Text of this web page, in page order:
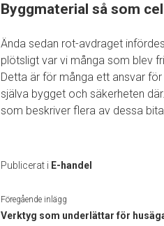
Byggmaterial så som
Ända sedan rot-avdraget
plötsligt var vi många som blev
Detta är för många ett ansvar
själva bygget och säkerheten
som beskriver flera av dessa
Publicerat i E-handel
Föregående inlägg
Verktyg som underlättar för